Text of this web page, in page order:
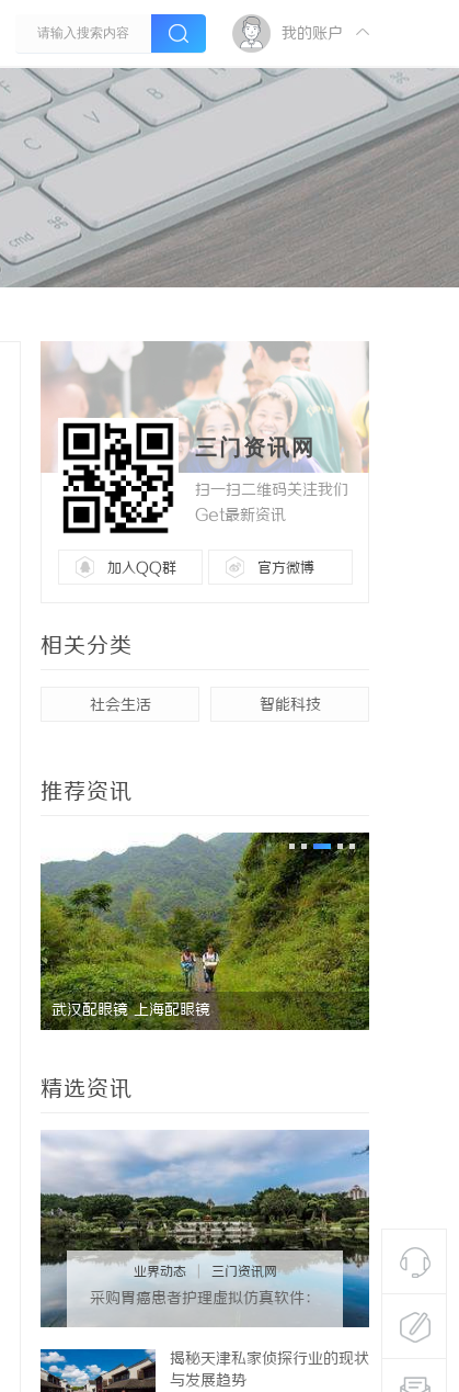
我的账户
三门资讯网
扫一扫二维码关注我们
Get最新资讯
加入QQ群 官方微博
相关分类
社会生活 智能科技
推荐资讯
国际品牌的“中国主场”：北京商标律师在跨
精选资讯
业界动态 三门资讯网
采购胃癌患者护理虚拟仿真软件：
揭秘天津私家侦探行业的现状
与发展趋势